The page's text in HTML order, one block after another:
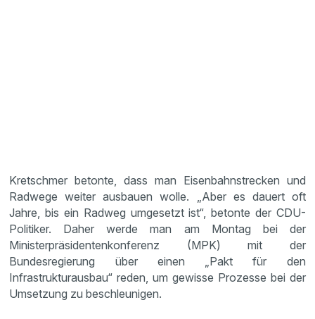
Kretschmer betonte, dass man Eisenbahnstrecken und
Radwege weiter ausbauen wolle. „Aber es dauert oft
Jahre, bis ein Radweg umgesetzt ist“, betonte der CDU-
Politiker. Daher werde man am Montag bei der
Ministerpräsidentenkonferenz (MPK) mit der
Bundesregierung über einen „Pakt für den
Infrastrukturausbau“ reden, um gewisse Prozesse bei der
Umsetzung zu beschleunigen.